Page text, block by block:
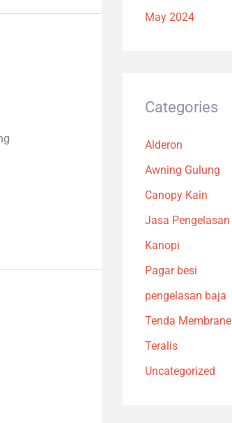
May 2024
Categories
Alderon
Awning Gulung
Canopy Kain
Jasa Pengelasan
Kanopi
Pagar besi
pengelasan baja
Tenda Membrane
Teralis
Uncategorized